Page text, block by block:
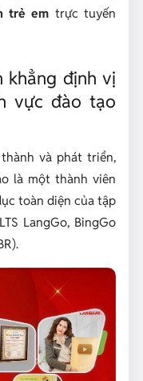
trẻ em trực tuyến
khẳng định vị
vực đào tạo
và phát triển,
là một thành viên
toàn diện của tập
LangGo, BingGo